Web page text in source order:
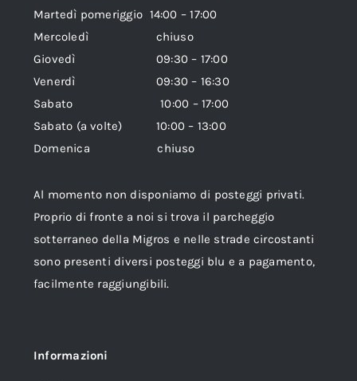
Martedì pomeriggio 14:00 – 17:00
Mercoledì chiuso
Giovedì 09:30 – 17:00
Venerdì 09:30 – 16:30
Sabato 10:00 – 17:00
Sabato (a volte) 10:00 – 13:00
Domenica chiuso
Al momento non disponiamo di posteggi privati.
Proprio di fronte a noi si trova il parcheggio
sotterraneo della Migros e nelle strade circostanti
sono presenti diversi posteggi blu e a pagamento,
facilmente raggiungibili.
Informazioni